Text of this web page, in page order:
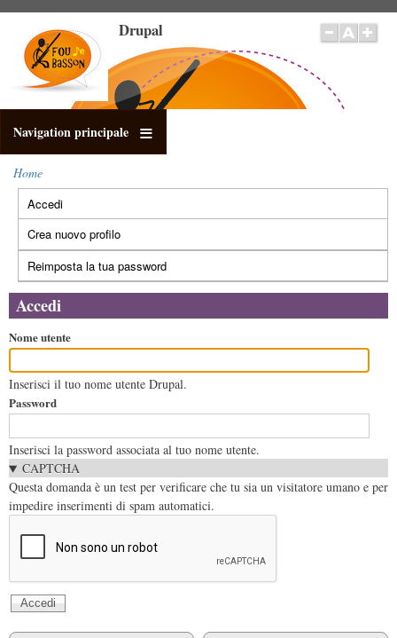
contenuto
principale
Drupal
Navigation principale
Briciole
di
pane
Home
Schede
primarie
Accedi
attiva)
Crea nuovo profilo
Reimposta la tua password
Accedi
Nome utente
Inserisci il tuo nome utente Drupal.
Password
Inserisci la password associata al tuo nome utente.
CAPTCHA
Questa domanda è un test per verificare che tu sia un visitatore umano e per
impedire inserimenti di spam automatici.